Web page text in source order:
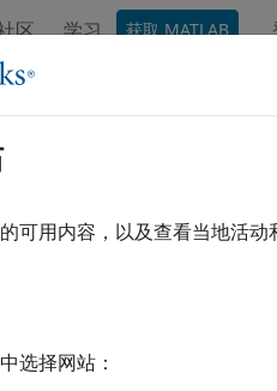
区 学习 获取 MATLAB
getJobFolder
语法
可用内容，以及查看当地活
选择网站：